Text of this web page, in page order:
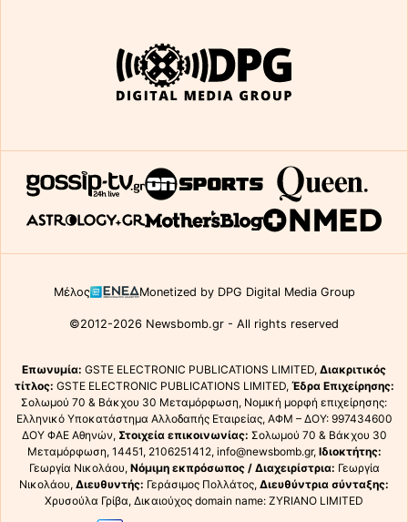
Μέλος Monetized by DPG Digital Media Group
©2012-2026 Newsbomb.gr - All rights reserved
Επωνυμία: GSTE ELECTRONIC PUBLICATIONS LIMITED, Διακριτικός
τίτλος: GSTE ELECTRONIC PUBLICATIONS LIMITED, Έδρα Επιχείρησης:
Σολωμού 70 & Βάκχου 30 Μεταμόρφωση, Νομική μορφή επιχείρησης:
Ελληνικό Υποκατάστημα Αλλοδαπής Εταιρείας, ΑΦΜ – ΔΟΥ: 997434600
ΔΟΥ ΦΑΕ Αθηνών, Στοιχεία επικοινωνίας: Σολωμού 70 & Βάκχου 30
Μεταμόρφωση, 14451, 2106251412, info@newsbomb.gr, Ιδιοκτήτης:
Γεωργία Νικολάου, Νόμιμη εκπρόσωπος / Διαχειρίστρια: Γεωργία
Νικολάου, Διευθυντής: Γεράσιμος Πολλάτος, Διευθύντρια σύνταξης:
Χρυσούλα Γρίβα, Δικαιούχος domain name: ZYRIANO LIMITED